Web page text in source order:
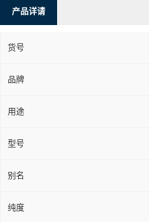
产品详请
货号
品牌
用途
型号
别名
纯度